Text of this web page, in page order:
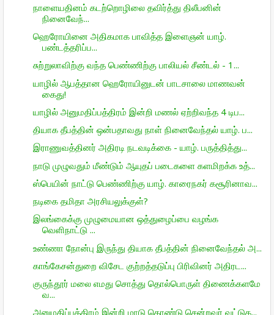
நாளையதினம் கடற்றொழிலை தவிர்த்து திலீபனின்
நினைவேந்...
ஹெரோயினை அதிகமாக பாவித்த இளைஞன் யாழ்.
பண்டத்தரிப்ப...
சுற்றுலாவிற்கு வந்த பெண்ணிற்கு பாலியல் சீண்டல் - 1...
யாழில் ஆபத்தான ஹெரோயினுடன் பாடசாலை மாணவன்
கைது!
யாழில் அனுமதிப்பத்திரம் இன்றி மணல் ஏற்றிவந்த 4 டிப...
தியாக தீபத்தின் ஒன்பதாவது நாள் நினைவேந்தல் யாழ். ப...
இராணுவத்தினர் அதிரடி நடவடிக்கை - யாழ். பருத்தித்து...
நாடு முழுவதும் மீண்டும் ஆயுதப் படைகளை களமிறக்க உத்...
ஸ்பெயின் நாட்டு பெண்ணிற்கு யாழ். காரைநகர் கசூரினாவ...
நடிகை தமிதா அரசியலுக்குள்?
இலங்கைக்கு முழுமையான ஒத்துழைப்பை வழங்க
வெளிநாட்டு ...
உண்ணா நோன்பு இருந்து தியாக தீபத்தின் நினைவேந்தல் அ...
காங்கேசன்துறை விசேட குற்றத்தடுப்பு பிரிவினர் அதிரட...
குருந்தூர் மலை எமது சொத்து தொல்பொருள் திணைக்களமே
வ...
அனுமதிப்பத்திரம் இன்றி மாடு கொண்டு சென்றவர் வட்டுக...